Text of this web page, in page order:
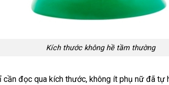
Kích thước không hề tầm thường
cần đọc qua kích thước, không ít phụ nữ đã